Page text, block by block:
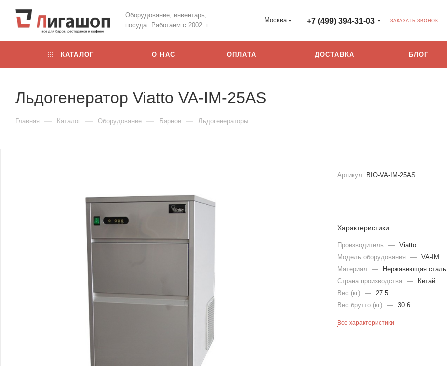
Оборудование, инвентарь,
посуда. Работаем с 2002 г.
Москва +7 (499) 394-31-03 ЗАКАЗАТЬ ЗВОНОК
КАТАЛОГ О НАС ОПЛАТА ДОСТАВКА БЛОГ
Льдогенератор Viatto VA-IM-25AS
Главная — Каталог — Оборудование — Барное — Льдогенераторы
Артикул: BIO-VA-IM-25AS
Характеристики
Производитель — Viatto
Модель оборудования
— VA-IM
Материал
—
Нержавеющая сталь
Страна производства —
Китай
Вес (кг) — 27.5
Вес брутто (кг) — 30.6
Все характеристики